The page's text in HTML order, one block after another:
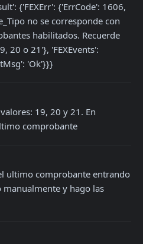
{'FEXErr': {'ErrCode': 1606,
no se corresponde con
habilitados. Recuerde
20 o 21'}, 'FEXEvents':
'Ok'}}}
19, 20 y 21. En
comprobante
ultimo comprobante entrando
manualmente y hago las